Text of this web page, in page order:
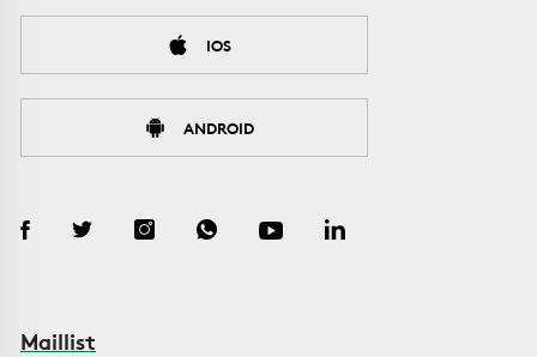
IOS
ANDROID
Maillist